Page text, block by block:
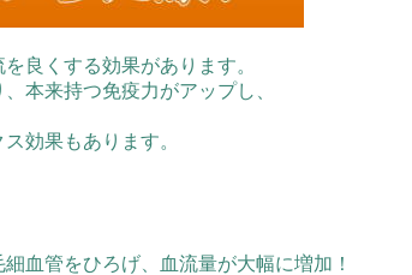
良くする効果があります。
本来持つ免疫力がアップし、
効果もあります。
血管をひろげ、血流量が大幅に増加！